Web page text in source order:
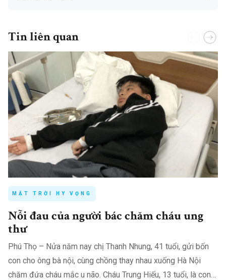
Tin liên quan
MẶT TRỜI HY VỌNG
Nỗi đau của người bác chăm cháu ung
thư
Phú Thọ – Nửa năm nay chị Thanh Nhung, 41 tuổi, gửi bốn
con cho ông bà nội, cùng chồng thay nhau xuống Hà Nội
chăm đứa cháu mắc u não. Cháu Trung Hiếu, 13 tuổi, là con